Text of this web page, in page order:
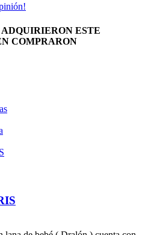
ESTE
COMPRARON